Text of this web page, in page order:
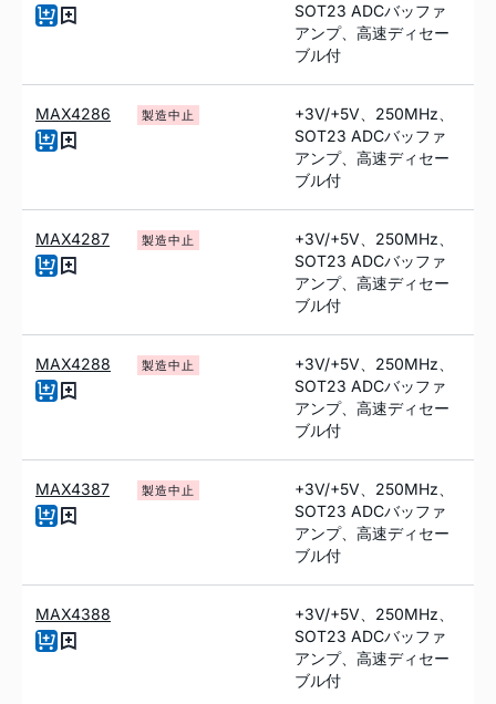
SOT23 ADCバッファ
アンプ、高速ディセー
ブル付
MAX4286 製造中止
+3V/+5V、250MHz、
SOT23 ADCバッファ
アンプ、高速ディセー
ブル付
MAX4287 製造中止
+3V/+5V、250MHz、
SOT23 ADCバッファ
アンプ、高速ディセー
ブル付
MAX4288 製造中止
+3V/+5V、250MHz、
SOT23 ADCバッファ
アンプ、高速ディセー
ブル付
MAX4387 製造中止
+3V/+5V、250MHz、
SOT23 ADCバッファ
アンプ、高速ディセー
ブル付
MAX4388
+3V/+5V、250MHz、
SOT23 ADCバッファ
アンプ、高速ディセー
ブル付